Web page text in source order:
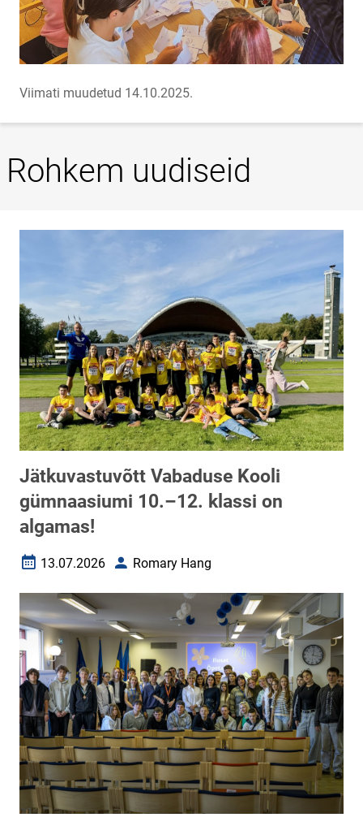
Viimati muudetud 14.10.2025.
Rohkem uudiseid
Jätkuvastuvõtt Vabaduse Kooli
gümnaasiumi 10.–12. klassi on
algamas!
Loomise kuupäev
13.07.2026 AutorRomary Hang